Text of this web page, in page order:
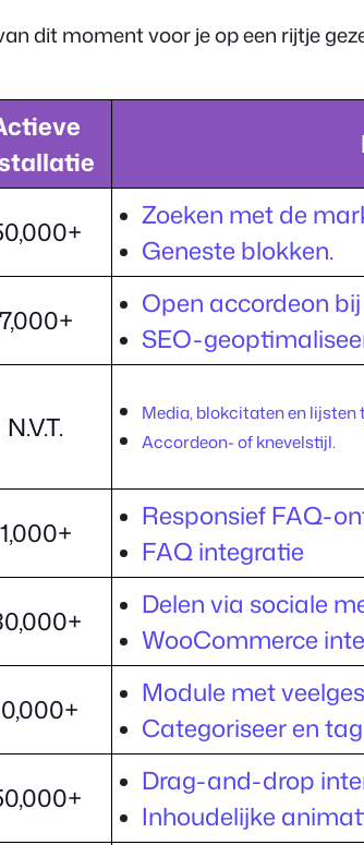
dit moment voor je op een rijtje
Zoeken met de
Geneste blokken.
7,000+
Open accordeon
SEO-
N.V.T.
Media, blokcitaten en lijsten
Accordeon- of knevelstijl.
1,000+
Responsief FAQ-
FAQ integratie
Delen via sociale
WooCommerce
Module met
Categoriseer en
Drag-and-drop
Inhoudelijke